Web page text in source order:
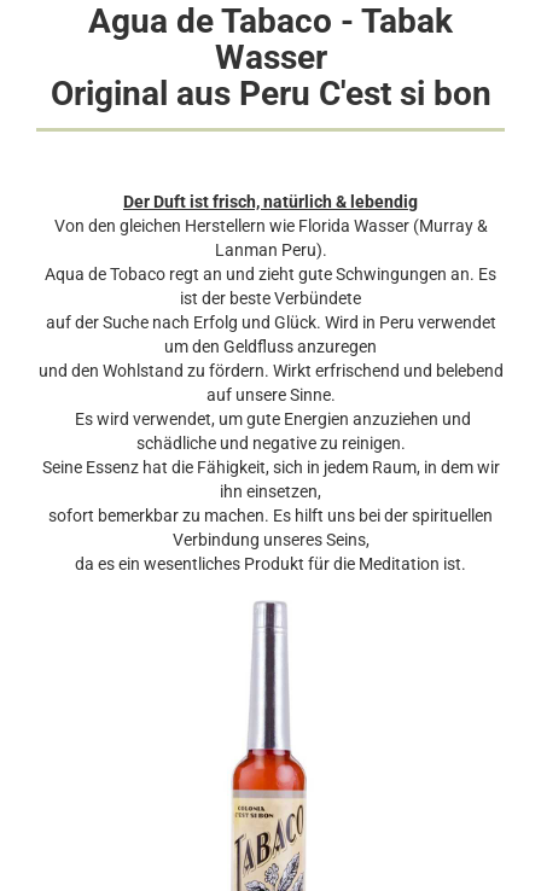
Agua de Tabaco - Tabak
Wasser
Original aus Peru C'est si bon
Der Duft ist frisch, natürlich & lebendig
Von den gleichen Herstellern wie Florida Wasser (Murray &
Lanman Peru).
Aqua de Tobaco regt an und zieht gute Schwingungen an. Es
ist der beste Verbündete
auf der Suche nach Erfolg und Glück. Wird in Peru verwendet
um den Geldfluss anzuregen
und den Wohlstand zu fördern. Wirkt erfrischend und belebend
auf unsere Sinne.
Es wird verwendet, um gute Energien anzuziehen und
schädliche und negative zu reinigen.
Seine Essenz hat die Fähigkeit, sich in jedem Raum, in dem wir
ihn einsetzen,
sofort bemerkbar zu machen. Es hilft uns bei der spirituellen
Verbindung unseres Seins,
da es ein wesentliches Produkt für die Meditation ist.